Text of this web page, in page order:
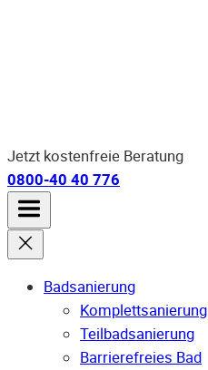
Jetzt kostenfreie Beratung
0800-40 40 776
Badsanierung
Komplettsanierung
Teilbadsanierung
Barrierefreies Bad